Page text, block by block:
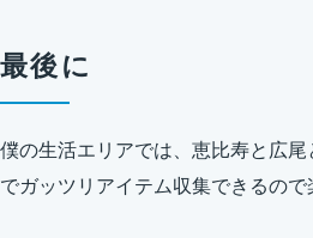
最後に
僕の生活エリアでは、恵比寿と広
でガッツリアイテム収集できるので